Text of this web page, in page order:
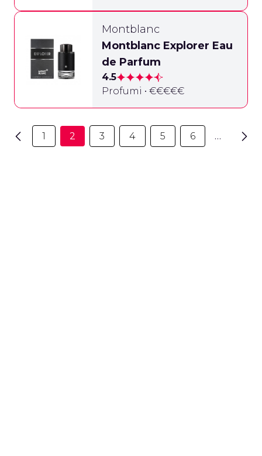
Montblanc
Montblanc Explorer Eau
de Parfum
4.5
Profumi • €€€€€
1 2 3 4 5 6 …